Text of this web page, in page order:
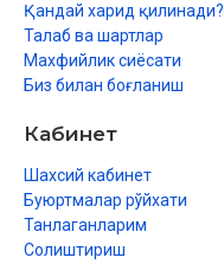
Қандай харид қилинади?
Талаб ва шартлар
Махфийлик сиёсати
Биз билан боғланиш
Кабинет
Шахсий кабинет
Буюртмалар рўйхати
Танлаганларим
Солиштириш